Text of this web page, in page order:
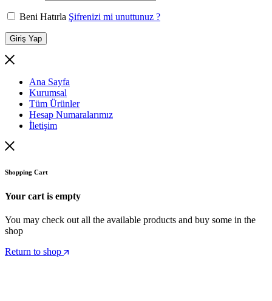
Beni Hatırla Şifrenizi mi unuttunuz ?
Giriş Yap
Ana Sayfa
Kurumsal
Tüm Ürünler
Hesap Numaralarımız
İletişim
Shopping Cart
Your cart is empty
You may check out all the available products and buy some in the
shop
Return to shop